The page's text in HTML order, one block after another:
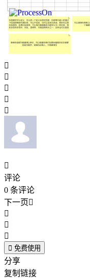






评论
0 条评论
下一页



 免费使用
分享
复制链接